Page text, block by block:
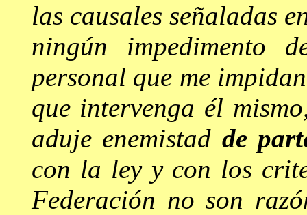
las causales señaladas
ningún impedimento
personal que me
que intervenga él
aduje enemistad de
con la ley y con los
Federación no son